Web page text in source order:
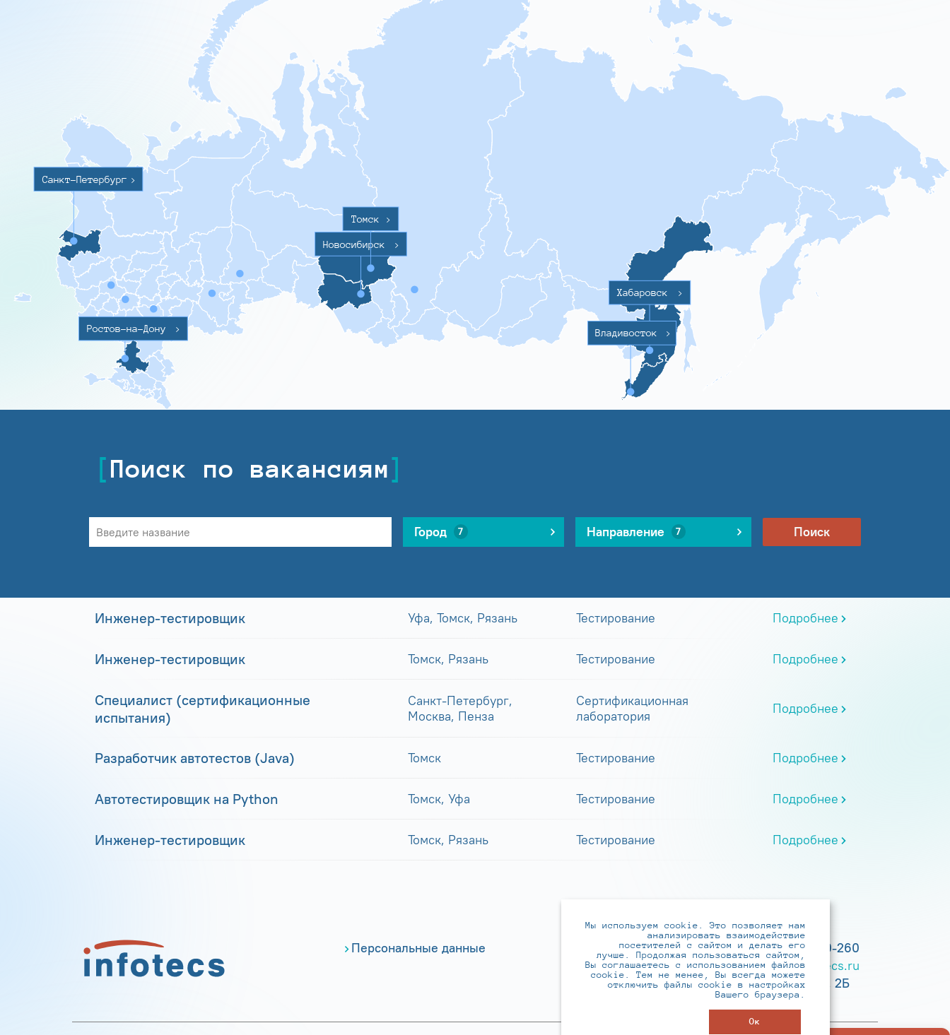
Санкт-Петербург >
Ростов-на-Дону >
Новосибирск >
Томск >
Хабаровск >
Владивосток >
Поиск по вакансиям
Город 7 Направление 7 Поиск
Инженер-тестировщик Уфа, Томск, Рязань Тестирование Подробнее
Инженер-тестировщик Томск, Рязань Тестирование Подробнее
Специалист (сертификационные
испытания)
Санкт-Петербург,
Москва, Пенза
Сертификационная
лаборатория
Подробнее
Разработчик автотестов (Java) Томск Тестирование Подробнее
Автотестировщик на Python Томск, Уфа Тестирование Подробнее
Инженер-тестировщик Томск, Рязань Тестирование Подробнее
Персональные данные
+7 (495) 737-6192, 8-800-250-0-260
practice@infotecs.ru ,hr@infotecs.ru
127273, г. Москва, Отрадная ул., 2Б
Мы используем cookie. Это позволяет нам
анализировать взаимодействие
посетителей с сайтом и делать его
лучше. Продолжая пользоваться сайтом,
Вы соглашаетесь с использованием файлов
cookie. Тем не менее, Вы всегда можете
отключить файлы cookie в настройках
Вашего браузера.
Ок